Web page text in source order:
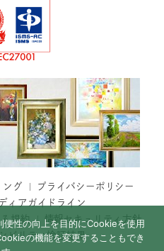
ング
プライバシーポリシー
ィアガイドライン
規約
情報セキュリティ方針
ビリティ検証結果
便性の向上を目的にCookieを使用
の機能を変更することもでき